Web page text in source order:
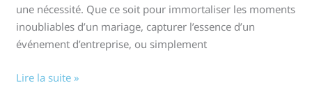
une nécessité. Que ce soit pour immortaliser les moments
inoubliables d’un mariage, capturer l’essence d’un
événement d’entreprise, ou simplement
Lire la suite »